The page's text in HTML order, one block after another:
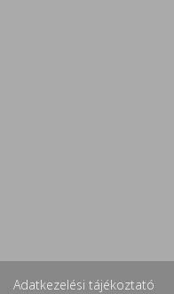
Adatkezelési tájékoztató